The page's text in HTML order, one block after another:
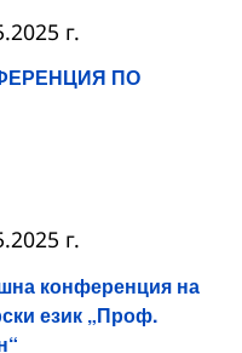
ПО
г.
конференция на
език „Проф.
г.